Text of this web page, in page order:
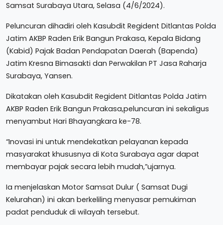
Samsat Surabaya Utara, Selasa (4/6/2024).
Peluncuran dihadiri oleh Kasubdit Regident Ditlantas Polda
Jatim AKBP Raden Erik Bangun Prakasa, Kepala Bidang
(Kabid) Pajak Badan Pendapatan Daerah (Bapenda)
Jatim Kresna Bimasakti dan Perwakilan PT Jasa Raharja
Surabaya, Yansen.
Dikatakan oleh Kasubdit Regident Ditlantas Polda Jatim
AKBP Raden Erik Bangun Prakasa,peluncuran ini sekaligus
menyambut Hari Bhayangkara ke-78.
“Inovasi ini untuk mendekatkan pelayanan kepada
masyarakat khususnya di Kota Surabaya agar dapat
membayar pajak secara lebih mudah,”ujarnya.
Ia menjelaskan Motor Samsat Dulur ( Samsat Dugi
Kelurahan) ini akan berkeliling menyasar pemukiman
padat penduduk di wilayah tersebut.